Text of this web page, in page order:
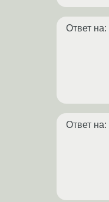
Ответ на:
Ответ на: